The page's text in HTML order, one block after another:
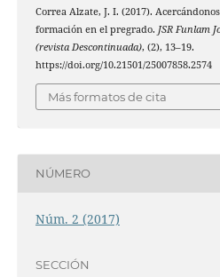
Correa Alzate, J. I. (2017).
formación en el pregrado. JSR Funlam
(revista Descontinuada), (2), 13–19.
https://doi.org/10.21501/25007858.2574
Más formatos de cita
NÚMERO
Núm. 2 (2017)
SECCIÓN